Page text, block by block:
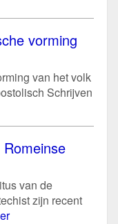
vorming
van het volk
Schrijven
van de
zijn recent